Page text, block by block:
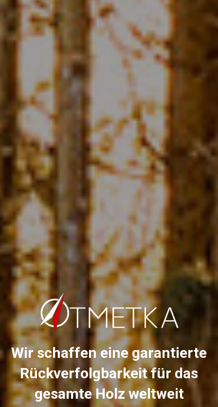
Wir schaffen eine garantierte
Rückverfolgbarkeit für das
gesamte Holz weltweit